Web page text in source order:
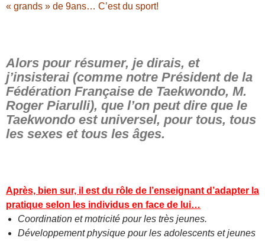
« grands » de 9ans… C’est du sport!
Alors pour résumer, je dirais, et
j’insisterai (comme notre Président de la
Fédération Française de Taekwondo, M.
Roger Piarulli), que l’on peut dire que le
Taekwondo est universel, pour tous, tous
les sexes et tous les âges.
Après, bien sur, il est du rôle de l’enseignant d’adapter la
pratique selon les individus en face de lui…
Coordination et motricité pour les très jeunes.
Développement physique pour les adolescents et jeunes